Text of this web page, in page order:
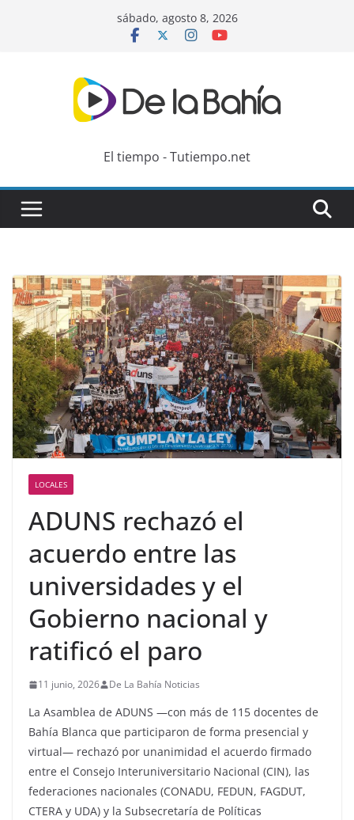
sábado, agosto 8, 2026
El tiempo - Tutiempo.net
LOCALES
ADUNS rechazó el
acuerdo entre las
universidades y el
Gobierno nacional y
ratificó el paro
11 junio, 2026 De La Bahía Noticias
La Asamblea de ADUNS —con más de 115 docentes de
Bahía Blanca que participaron de forma presencial y
virtual— rechazó por unanimidad el acuerdo firmado
entre el Consejo Interuniversitario Nacional (CIN), las
federaciones nacionales (CONADU, FEDUN, FAGDUT,
CTERA y UDA) y la Subsecretaría de Políticas